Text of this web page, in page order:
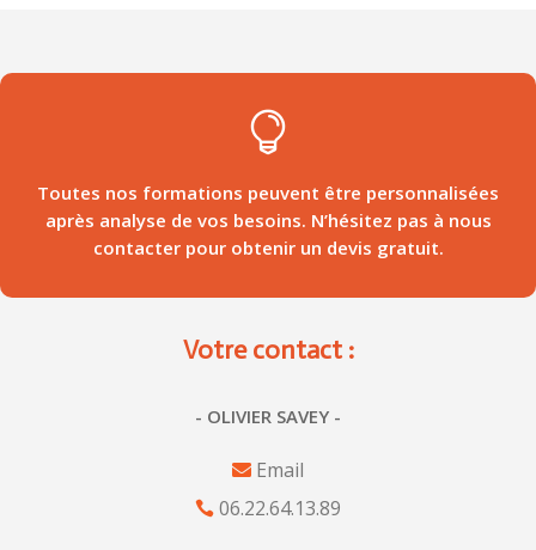

Toutes nos formations peuvent être personnalisées
après analyse de vos besoins. N’hésitez pas à nous
contacter pour obtenir un devis gratuit.
Votre contact :
- OLIVIER SAVEY -
Email
06.22.64.13.89